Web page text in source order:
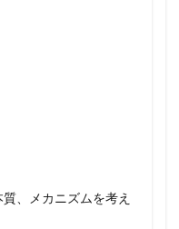
、メカニズムを考え